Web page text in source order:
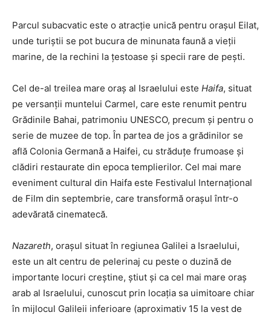
Parcul subacvatic este o atracție unică pentru orașul Eilat,
unde turiștii se pot bucura de minunata faună a vieții
marine, de la rechini la țestoase și specii rare de pești.
Cel de-al treilea mare oraș al Israelului este Haifa, situat
pe versanții muntelui Carmel, care este renumit pentru
Grădinile Bahai, patrimoniu UNESCO, precum și pentru o
serie de muzee de top. În partea de jos a grădinilor se
află Colonia Germană a Haifei, cu străduțe frumoase și
clădiri restaurate din epoca templierilor. Cel mai mare
eveniment cultural din Haifa este Festivalul Internațional
de Film din septembrie, care transformă orașul într-o
adevărată cinematecă.
Nazareth, orașul situat în regiunea Galilei a Israelului,
este un alt centru de pelerinaj cu peste o duzină de
importante locuri creștine, știut și ca cel mai mare oraș
arab al Israelului, cunoscut prin locația sa uimitoare chiar
în mijlocul Galileii inferioare (aproximativ 15 la vest de